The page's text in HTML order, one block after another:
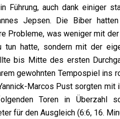
Führung, auch dank einiger
Jepsen. Die Biber
Probleme, was weniger mit
tun hatte, sondern mit der
bis Mitte des ersten
gewohnten Tempospiel ins
Marcos Pust sorgten mit
Toren in Überzahl
für den Ausgleich (6:6, 16.